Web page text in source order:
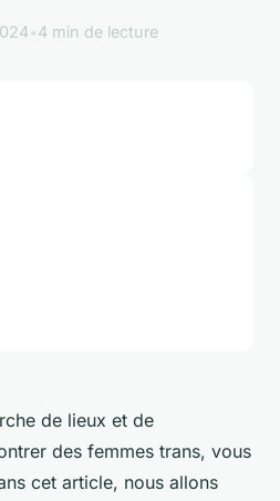
•4 min de lecture
de lieux et de
des femmes trans, vous
cet article, nous allons